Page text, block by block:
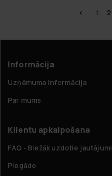
< 1 2
Informācija
Uzņēmuma informācija
Par mums
Klientu apkalpošana
FAQ - Biežāk uzdotie jautājumi
Piegāde